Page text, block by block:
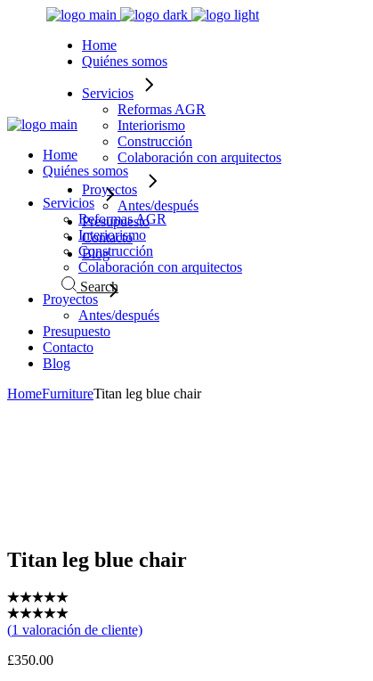
Home
Quiénes somos
Servicios
Reformas AGR
Interiorismo
Construcción
Colaboración con arquitectos
Proyectos
Antes/después
Presupuesto
Contacto
Blog
Search
Home
Quiénes somos
Servicios
Reformas AGR
Interiorismo
Construcción
Colaboración con arquitectos
Proyectos
Antes/después
Presupuesto
Contacto
Blog
HomeFurnitureTitan leg blue chair
Titan leg blue chair
(1 valoración de cliente)
£350.00